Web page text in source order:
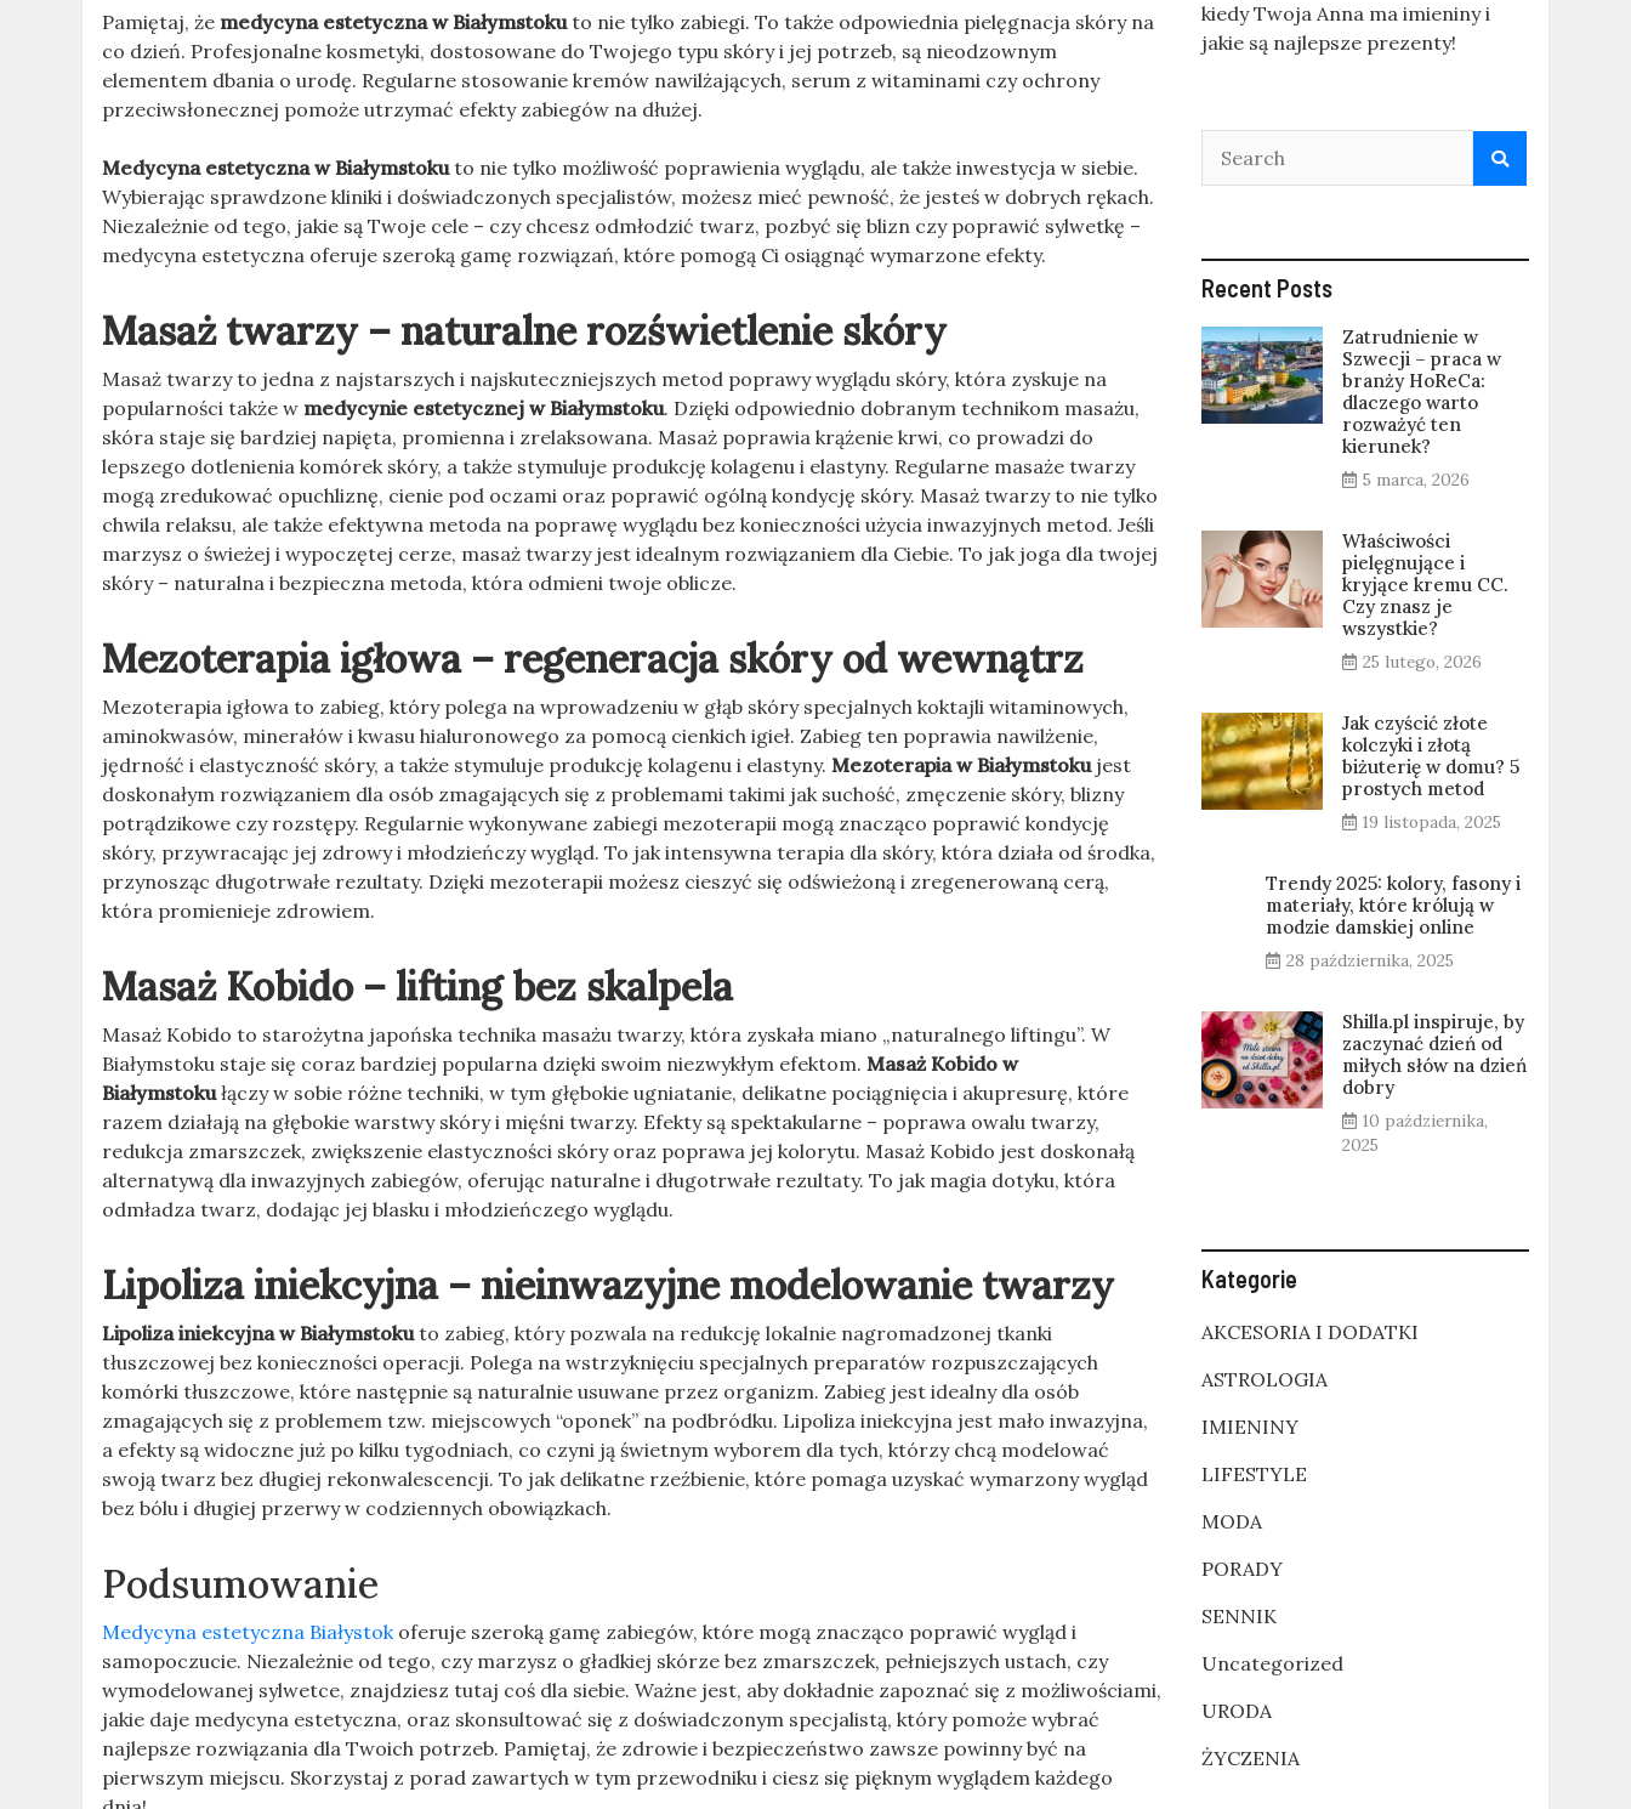
Pamiętaj, że medycyna estetyczna w Białymstokuto nie tylko zabiegi. To także odpowiednia pielęgnacja skóry na
co dzień. Profesjonalne kosmetyki, dostosowane do Twojego typu skóry i jej potrzeb, są nieodzownym
elementem dbania o urodę. Regularne stosowanie kremów nawilżających, serum z witaminami czy ochrony
przeciwsłonecznej pomoże utrzymać efekty zabiegów na dłużej.
Medycyna estetyczna w Białymstokuto nie tylko możliwość poprawienia wyglądu, ale także inwestycja w siebie.
Wybierając sprawdzone kliniki i doświadczonych specjalistów, możesz mieć pewność, że jesteś w dobrych rękach.
Niezależnie od tego, jakie są Twoje cele – czy chcesz odmłodzić twarz, pozbyć się blizn czy poprawić sylwetkę –
medycyna estetyczna oferuje szeroką gamę rozwiązań, które pomogą Ci osiągnąć wymarzone efekty.
Masaż twarzy – naturalne rozświetlenie skóry
Masaż twarzy to jedna z najstarszych i najskuteczniejszych metod poprawy wyglądu skóry, która zyskuje na
popularności także w medycynie estetycznej w Białymstoku. Dzięki odpowiednio dobranym technikom masażu,
skóra staje się bardziej napięta, promienna i zrelaksowana. Masaż poprawia krążenie krwi, co prowadzi do
lepszego dotlenienia komórek skóry, a także stymuluje produkcję kolagenu i elastyny. Regularne masaże twarzy
mogą zredukować opuchliznę, cienie pod oczami oraz poprawić ogólną kondycję skóry. Masaż twarzy to nie tylko
chwila relaksu, ale także efektywna metoda na poprawę wyglądu bez konieczności użycia inwazyjnych metod. Jeśli
marzysz o świeżej i wypoczętej cerze, masaż twarzy jest idealnym rozwiązaniem dla Ciebie. To jak joga dla twojej
skóry – naturalna i bezpieczna metoda, która odmieni twoje oblicze.
Mezoterapia igłowa – regeneracja skóry od wewnątrz
Mezoterapia igłowa to zabieg, który polega na wprowadzeniu w głąb skóry specjalnych koktajli witaminowych,
aminokwasów, minerałów i kwasu hialuronowego za pomocą cienkich igieł. Zabieg ten poprawia nawilżenie,
jędrność i elastyczność skóry, a także stymuluje produkcję kolagenu i elastyny. Mezoterapia w Białymstokujest
doskonałym rozwiązaniem dla osób zmagających się z problemami takimi jak suchość, zmęczenie skóry, blizny
potrądzikowe czy rozstępy. Regularnie wykonywane zabiegi mezoterapii mogą znacząco poprawić kondycję
skóry, przywracając jej zdrowy i młodzieńczy wygląd. To jak intensywna terapia dla skóry, która działa od środka,
przynosząc długotrwałe rezultaty. Dzięki mezoterapii możesz cieszyć się odświeżoną i zregenerowaną cerą,
która promienieje zdrowiem.
Masaż Kobido – lifting bez skalpela
Masaż Kobido to starożytna japońska technika masażu twarzy, która zyskała miano „naturalnego liftingu”. W
Białymstoku staje się coraz bardziej popularna dzięki swoim niezwykłym efektom. Masaż Kobido w
Białymstokułączy w sobie różne techniki, w tym głębokie ugniatanie, delikatne pociągnięcia i akupresurę, które
razem działają na głębokie warstwy skóry i mięśni twarzy. Efekty są spektakularne – poprawa owalu twarzy,
redukcja zmarszczek, zwiększenie elastyczności skóry oraz poprawa jej kolorytu. Masaż Kobido jest doskonałą
alternatywą dla inwazyjnych zabiegów, oferując naturalne i długotrwałe rezultaty. To jak magia dotyku, która
odmładza twarz, dodając jej blasku i młodzieńczego wyglądu.
Lipoliza iniekcyjna – nieinwazyjne modelowanie twarzy
Lipoliza iniekcyjna w Białymstokuto zabieg, który pozwala na redukcję lokalnie nagromadzonej tkanki
tłuszczowej bez konieczności operacji. Polega na wstrzyknięciu specjalnych preparatów rozpuszczających
komórki tłuszczowe, które następnie są naturalnie usuwane przez organizm. Zabieg jest idealny dla osób
zmagających się z problemem tzw. miejscowych “oponek” na podbródku. Lipoliza iniekcyjna jest mało inwazyjna,
a efekty są widoczne już po kilku tygodniach, co czyni ją świetnym wyborem dla tych, którzy chcą modelować
swoją twarz bez długiej rekonwalescencji. To jak delikatne rzeźbienie, które pomaga uzyskać wymarzony wygląd
bez bólu i długiej przerwy w codziennych obowiązkach.
Podsumowanie
Medycyna estetyczna Białystok oferuje szeroką gamę zabiegów, które mogą znacząco poprawić wygląd i
samopoczucie. Niezależnie od tego, czy marzysz o gładkiej skórze bez zmarszczek, pełniejszych ustach, czy
wymodelowanej sylwetce, znajdziesz tutaj coś dla siebie. Ważne jest, aby dokładnie zapoznać się z możliwościami,
jakie daje medycyna estetyczna, oraz skonsultować się z doświadczonym specjalistą, który pomoże wybrać
najlepsze rozwiązania dla Twoich potrzeb. Pamiętaj, że zdrowie i bezpieczeństwo zawsze powinny być na
pierwszym miejscu. Skorzystaj z porad zawartych w tym przewodniku i ciesz się pięknym wyglądem każdego
kiedy Twoja Anna ma imieniny i
jakie są najlepsze prezenty!
Recent Posts
Zatrudnienie w
Szwecji – praca w
branży HoReCa:
dlaczego warto
rozważyć ten
kierunek?
5 marca, 2026
Właściwości
pielęgnujące i
kryjące kremu CC.
Czy znasz je
wszystkie?
25 lutego, 2026
Jak czyścić złote
kolczyki i złotą
biżuterię w domu? 5
prostych metod
19 listopada, 2025
Trendy 2025: kolory, fasony i
materiały, które królują w
modzie damskiej online
28 października, 2025
Shilla.pl inspiruje, by
zaczynać dzień od
miłych słów na dzień
dobry
10 października,
2025
Kategorie
AKCESORIA I DODATKI
ASTROLOGIA
IMIENINY
LIFESTYLE
MODA
PORADY
SENNIK
Uncategorized
URODA
ŻYCZENIA